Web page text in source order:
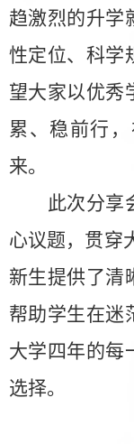
趋激烈的升学
性定位、科学
望大家以优秀
累、稳前行
来。
此次分享
心议题，贯穿
新生提供了清
帮助学生在迷
大学四年的每
选择。